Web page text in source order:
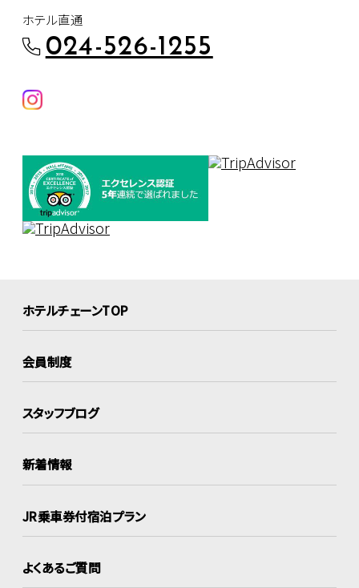
ホテル直通
024-526-1255
ホテルチェーンTOP
会員制度
スタッフブログ
新着情報
JR乗車券付宿泊プラン
よくあるご質問